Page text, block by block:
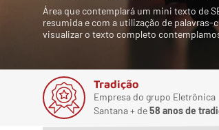
Área que contemplará um mini texto de
resumida e com a utilização de
visualizar o texto completo
Tradição
Empresa do grupo Eletrônica
Santana + de58 anos de